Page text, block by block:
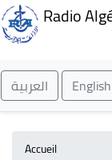
Radio
العربية English
Accueil